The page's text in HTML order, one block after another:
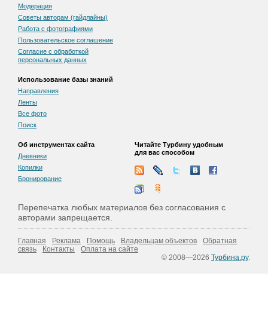
Модерация
Советы авторам (гайдлайны)
Работа с фотографиями
Пользовательскоe соглашение
Согласие с обработкой
персональных данных
Использование базы знаний
Направления
Ленты
Все фото
Поиск
Об инструментах сайта
Дневники
Копилки
Бронирование
Читайте Турбину удобным
для вас способом
Перепечатка любых материалов без согласования с
авторами запрещается.
Главная Реклама Помощь Владельцам объектов
Обратная
связь
Контакты
Оплата на сайте
© 2008—2026 Турбина.ру.